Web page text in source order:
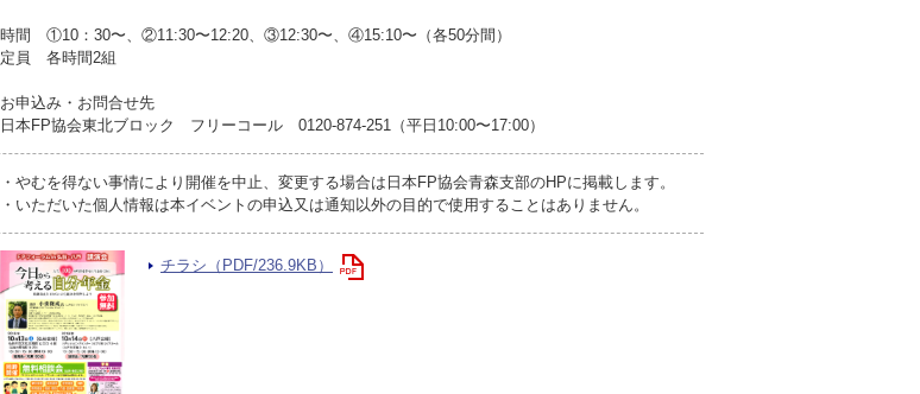
時間 ①10：30〜、②11:30〜12:20、③12:30〜、④15:10〜（各50分間）
定員 各時間2組
お申込み・お問合せ先
日本FP協会東北ブロック フリーコール 0120-874-251（平日10:00〜17:00）
・やむを得ない事情により開催を中止、変更する場合は日本FP協会青森支部のHPに掲載します。
・いただいた個人情報は本イベントの申込又は通知以外の目的で使用することはありません。
チラシ（PDF/236.9KB）